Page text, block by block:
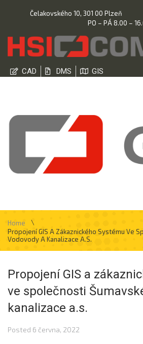
Čelakovského 10, 301 00 Plzeň
PO – PÁ 8.00 –
CAD DMS GIS
Home
\
Propojení GIS A Zákaznického Systému Ve
Vodovody A Kanalizace A.s.
Propojení GIS a
ve společnosti
kanalizace a.s.
Posted 6 června, 2022